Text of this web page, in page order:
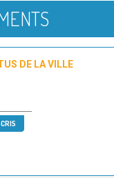
DE LA VILLE